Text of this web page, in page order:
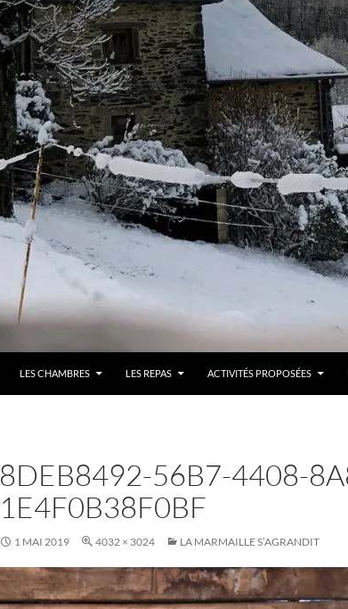
LES CHAMBRES LES REPAS ACTIVITÉS PROPOSÉES
8DEB8492-56B7-4408-
1E4F0B38F0BF
1 MAI 2019 4032 × 3024 LA MARMAILLE S’AGRANDIT